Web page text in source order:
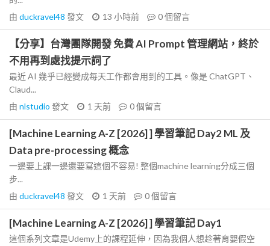
由 duckravel48 發文 13 小時前 0個留言
【分享】台灣團隊開發 免費 AI Prompt 管理網站，終於
不用再到處找提示詞了
最近 AI 幾乎已經變成每天工作都會用到的工具。像是 ChatGPT、
Claud...
由 nlstudio 發文 1 天前 0個留言
[Machine Learning A-Z [2026] ] 學習筆記 Day2 ML 及
Data pre-processing 概念
一邊要上課一邊還要寫這個不容易! 整個machine learning分成三個
步...
由 duckravel48 發文 1 天前 0個留言
[Machine Learning A-Z [2026] ] 學習筆記 Day1
這個系列文章是Udemy上的課程延伸，因為我個人想趁著育嬰假空